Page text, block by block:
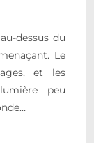
dessus du
Le
et les
peu